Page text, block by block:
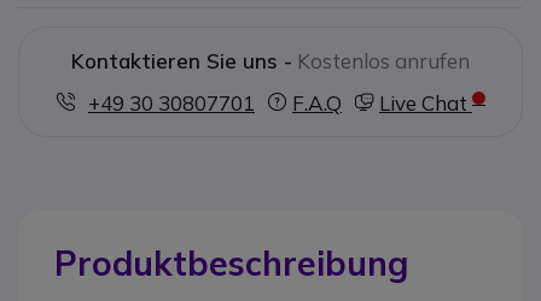
Kontaktieren Sie uns - Kostenlos anrufen
+49 30 30807701
F.A.Q Live Chat
Produktbeschreibung